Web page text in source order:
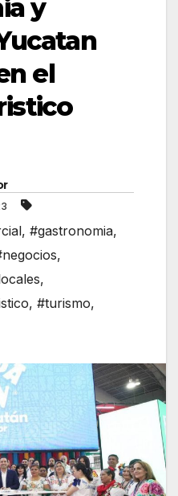
y
el
, #gastronomia,
,
,
, #turismo,